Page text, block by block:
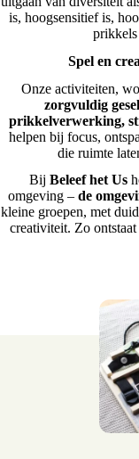
is, hoogsensitief is,
prikkels
Spel en
Onze activiteiten,
zorgvuldig
prikkelverwerking,
helpen bij focus,
die ruimte
Bij Beleef het Us
omgeving – de
kleine groepen, met
creativiteit. Zo